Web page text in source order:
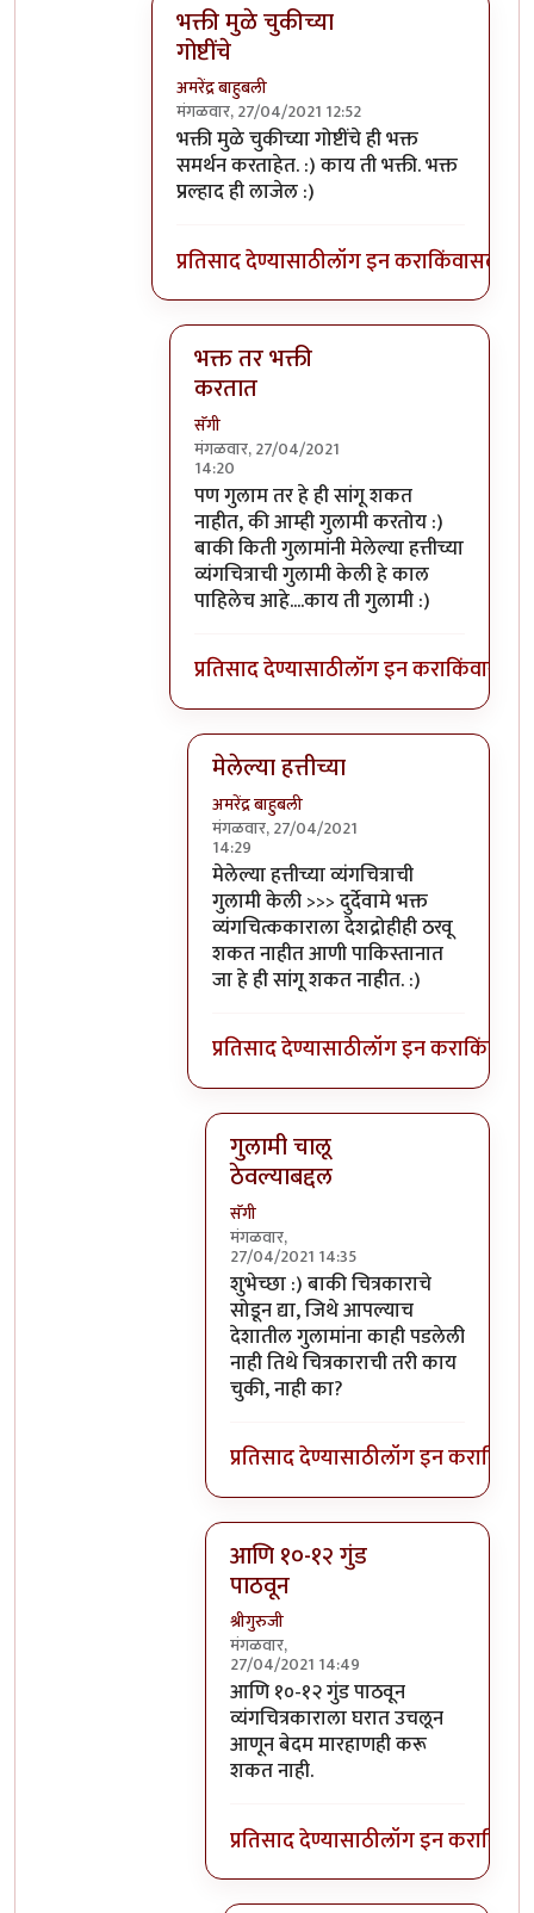
भक्ती मुळे चुकीच्या
गोष्टींचे
अमरेंद्र बाहुबली
मंगळवार, 27/04/2021 12:52
In reply toसमजतं तर! पण स्वतःच्या
भक्ती मुळे चुकीच्या गोष्टींचे ही भक्त
समर्थन करताहेत. :) काय ती भक्ती. भक्त
प्रल्हाद ही लाजेल :)
प्रतिसाद देण्यासाठीलॉग इन कराकिंवासदस्य
भक्त तर भक्ती
करतात
सॅगी
मंगळवार, 27/04/2021
14:20
In reply toभक्ती मुळे चुकीच्या गोष्टींचे
पण गुलाम तर हे ही सांगू शकत
नाहीत, की आम्ही गुलामी करतोय :)
बाकी किती गुलामांनी मेलेल्या हत्तीच्या
व्यंगचित्राची गुलामी केली हे काल
पाहिलेच आहे....काय ती गुलामी :)
प्रतिसाद देण्यासाठीलॉग इन कराकिंवा
मेलेल्या हत्तीच्या
अमरेंद्र बाहुबली
मंगळवार, 27/04/2021
14:29
In reply toभक्त तर भक्ती करतात
मेलेल्या हत्तीच्या व्यंगचित्राची
गुलामी केली >>> दुर्देवामे भक्त
व्यंगचित्ककाराला देशद्रोहीही ठरवू
शकत नाहीत आणी पाकिस्तानात
जा हे ही सांगू शकत नाहीत. :)
प्रतिसाद देण्यासाठीलॉग इन कराकिंवा
गुलामी चालू
ठेवल्याबद्दल
सॅगी
मंगळवार,
27/04/2021 14:35
In reply toमेलेल्या हत्तीच्या
शुभेच्छा :) बाकी चित्रकाराचे
सोडून द्या, जिथे आपल्याच
देशातील गुलामांना काही पडलेली
नाही तिथे चित्रकाराची तरी काय
चुकी, नाही का?
प्रतिसाद देण्यासाठीलॉग इन कराकिंवा
आणि १०-१२ गुंड
पाठवून
श्रीगुरुजी
मंगळवार,
27/04/2021 14:49
In reply toमेलेल्या हत्तीच्या
आणि १०-१२ गुंड पाठवून
व्यंगचित्रकाराला घरात उचलून
आणून बेदम मारहाणही करू
शकत नाही.
प्रतिसाद देण्यासाठीलॉग इन कराकिंवा